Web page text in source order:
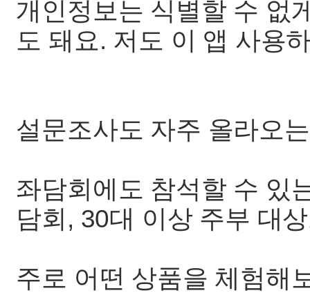
개인정보는 식별할 수 없
도 돼요. 저도 이 앱 사용
설문조사도 자주 올라오
좌담회에도 참석할 수 있
담회, 30대 이상 주부 대
주로 어떤 상품을 체험해